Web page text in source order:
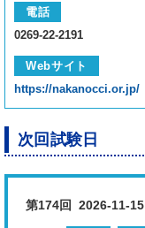
電話
0269-22-2191
Webサイト
https://nakanocci.or.jp/
次回試験日
第174回 2026-11-15